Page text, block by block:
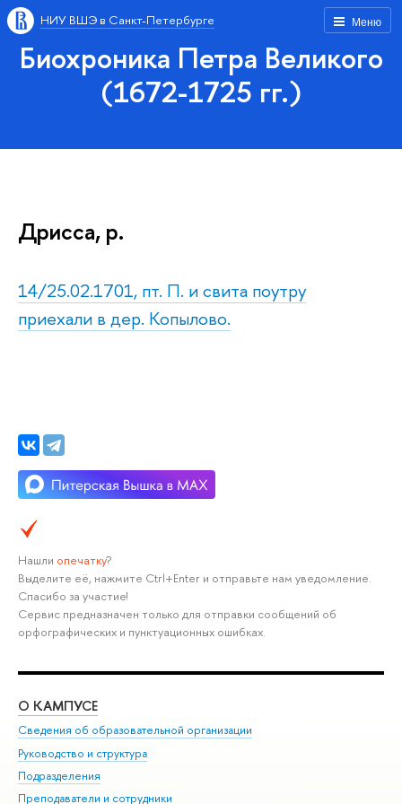
Меню
НИУ ВШЭ в Санкт-Петербурге
Биохроника Петра Великого
(1672-1725 гг.)
Дрисса, р.
14/25.02.1701, пт. П. и свита поутру
приехали в дер. Копылово.
Нашли опечатку?
Выделите её, нажмите Ctrl+Enter и отправьте нам уведомление.
Спасибо за участие!
Сервис предназначен только для отправки сообщений об
орфографических и пунктуационных ошибках.
О КАМПУСЕ
Сведения об образовательной организации
Руководство и структура
Подразделения
Преподаватели и сотрудники